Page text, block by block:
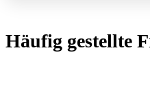
Häufig gestellte